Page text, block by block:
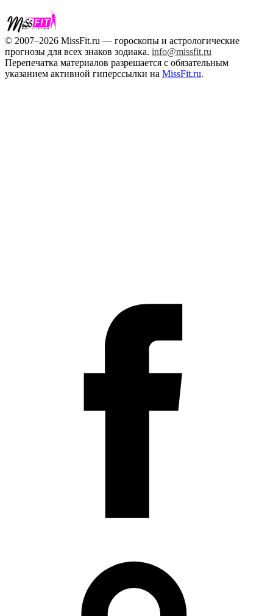
© 2007–2026 MissFit.ru — гороскопы и астрологические
прогнозы для всех знаков зодиака. info@missfit.ru
Перепечатка материалов разрешается с обязательным
указанием активной гиперссылки на MissFit.ru.